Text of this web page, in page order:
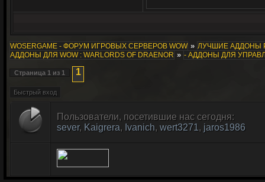
WOSERGAME - ФОРУМ ИГРОВЫХ СЕРВЕРОВ WOW » ЛУЧШИЕ АДДОНЫ
АДДОНЫ ДЛЯ WOW : WARLORDS OF DRAENOR » - АДДОНЫ ДЛЯ
Страница 1 из 1 1
Пользователи, посетившие нас сегодня:
sever, Kaigrera, Ivanich, wert3271, jaros1986